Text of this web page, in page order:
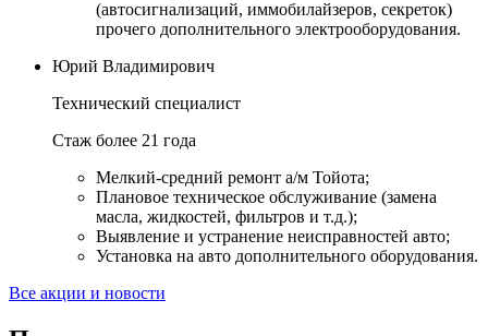
(автосигнализаций, иммобилайзеров, секреток)
прочего дополнительного электрооборудования.
Юрий Владимирович
Технический специалист
Стаж более 21 года
Мелкий-средний ремонт а/м Тойота;
Плановое техническое обслуживание (замена
масла, жидкостей, фильтров и т.д.);
Выявление и устранение неисправностей авто;
Установка на авто дополнительного оборудования.
Все акции и новости